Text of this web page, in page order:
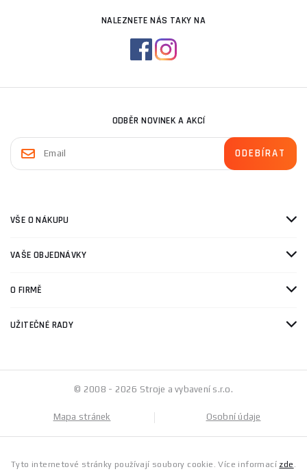
NALEZNETE NÁS TAKY NA
ODBĚR NOVINEK A AKCÍ
VŠE O NÁKUPU
VAŠE OBJEDNÁVKY
O FIRMĚ
UŽITEČNÉ RADY
© 2008 - 2026 Stroje a vybavení s.r.o.
Mapa stránek Osobní údaje
Tyto internetové stránky používají soubory cookie. Více informací zde .